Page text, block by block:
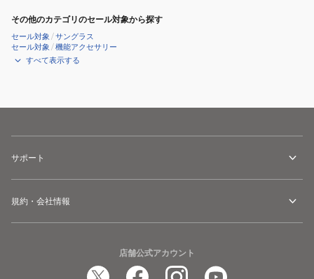
その他のカテゴリのセール対象から探す
セール対象 /サングラス
セール対象 /機能アクセサリー
すべて表示する
サポート
規約・会社情報
店舗公式アカウント